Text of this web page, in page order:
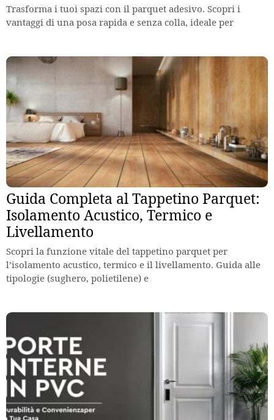
Trasforma i tuoi spazi con il parquet adesivo. Scopri i
vantaggi di una posa rapida e senza colla, ideale per
Guida Completa al Tappetino Parquet:
Isolamento Acustico, Termico e
Livellamento
Scopri la funzione vitale del tappetino parquet per
l’isolamento acustico, termico e il livellamento. Guida alle
tipologie (sughero, polietilene) e